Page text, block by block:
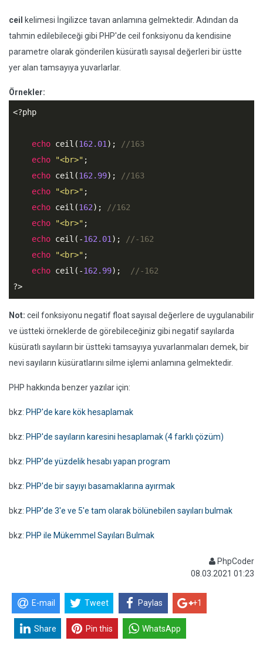
ceil
kelimesi İngilizce tavan anlamına gelmektedir. Adından da
tahmin edilebileceği gibi PHP'de ceil fonksiyonu da kendisine
parametre olarak gönderilen küsüratlı sayısal değerleri bir üstte
yer alan tamsayıya yuvarlarlar.
Örnekler:
<?php
echo ceil(162.01 );
//163
echo
"<br>" ;
echo ceil(162.99);
//163
echo
"<br>" ;
echo ceil(162);
//162
echo
"<br>" ;
echo ceil(-162.01 );
//-162
echo
"<br>" ;
echo ceil(-162.99);
//-162
?>
Not: ceil fonksiyonu negatif float sayısal değerlere de uygulanabilir
ve üstteki örneklerde de görebileceğiniz gibi negatif sayılarda
küsüratlı sayıların bir üstteki tamsayıya yuvarlanmaları demek, bir
nevi sayıların küsüratlarını silme işlemi anlamına gelmektedir.
PHP hakkında benzer yazılar için:
bkz: PHP'de kare kök hesaplamak
bkz: PHP'de sayıların karesini hesaplamak (4 farklı çözüm)
bkz: PHP'de yüzdelik hesabı yapan program
bkz: PHP'de bir sayıyı basamaklarına ayırmak
bkz: PHP'de 3'e ve 5'e tam olarak bölünebilen sayıları bulmak
bkz: PHP ile Mükemmel Sayıları Bulmak
PhpCoder
08.03.2021 01:23
E-mail Tweet Paylas +1
Share Pin this WhatsApp